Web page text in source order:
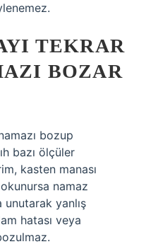
TEKRAR
BOZAR
bozup
bazı ölçüler
kasten manası
namaz
unutarak yanlış
hatası veya